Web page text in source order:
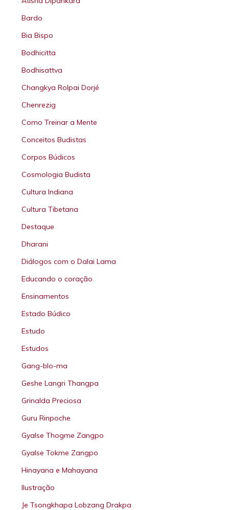
Bardo
Bia Bispo
Bodhicitta
Bodhisattva
Changkya Rolpai Dorjé
Chenrezig
Como Treinar a Mente
Conceitos Budistas
Corpos Búdicos
Cosmologia Budista
Cultura Indiana
Cultura Tibetana
Destaque
Dharani
Diálogos com o Dalai Lama
Educando o coração
Ensinamentos
Estado Búdico
Estudo
Estudos
Gang-blo-ma
Geshe Langri Thangpa
Grinalda Preciosa
Guru Rinpoche
Gyalse Thogme Zangpo
Gyalse Tokme Zangpo
Hinayana e Mahayana
Ilustração
Je Tsongkhapa Lobzang Drakpa